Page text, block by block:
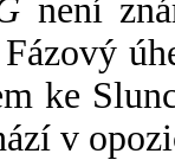
není
Fázový
ke
v